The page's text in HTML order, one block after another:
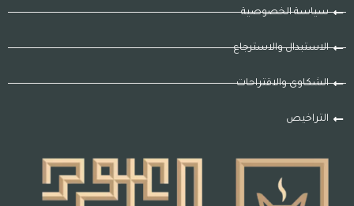
سياسة الخصوصية
الاستبدال والاسترجاع
الشكاوى والاقتراحات
التراخيص